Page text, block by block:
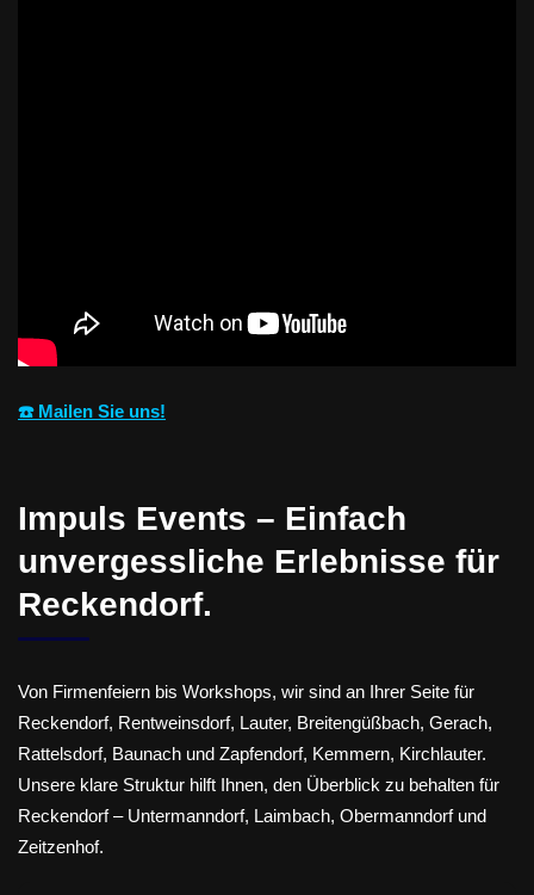
☎️ Mailen Sie uns!
Impuls Events – Einfach
unvergessliche Erlebnisse für
Reckendorf.
Von Firmenfeiern bis Workshops, wir sind an Ihrer Seite für
Reckendorf, Rentweinsdorf, Lauter, Breitengüßbach, Gerach,
Rattelsdorf, Baunach und Zapfendorf, Kemmern, Kirchlauter.
Unsere klare Struktur hilft Ihnen, den Überblick zu behalten für
Reckendorf – Untermanndorf, Laimbach, Obermanndorf und
Zeitzenhof.